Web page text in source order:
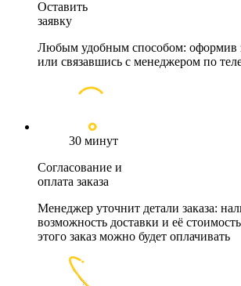
Оставить
заявку
Любым удобным способом: оформив
или связавшись с менеджером по
30 минут
Согласование и
оплата заказа
Менеджер уточнит детали заказа:
возможность доставки и её
этого заказ можно будет оплачивать